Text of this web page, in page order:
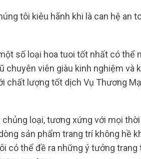
tôi kiêu hãnh khi là can hệ an
số loại hoa tuoi tốt nhất có thể
viên giàu kinh nghiệm và
chất lượng tốt dịch Vụ Thương
loại, tương xứng với mọi
sản phẩm trang trí không hề
có thể đề ra những ý tưởng